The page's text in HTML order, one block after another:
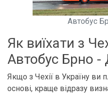
Автобус
Як виїхати з
Автобус Брно -
Якщо з Чехії в Україну ви
основі, краще відразу